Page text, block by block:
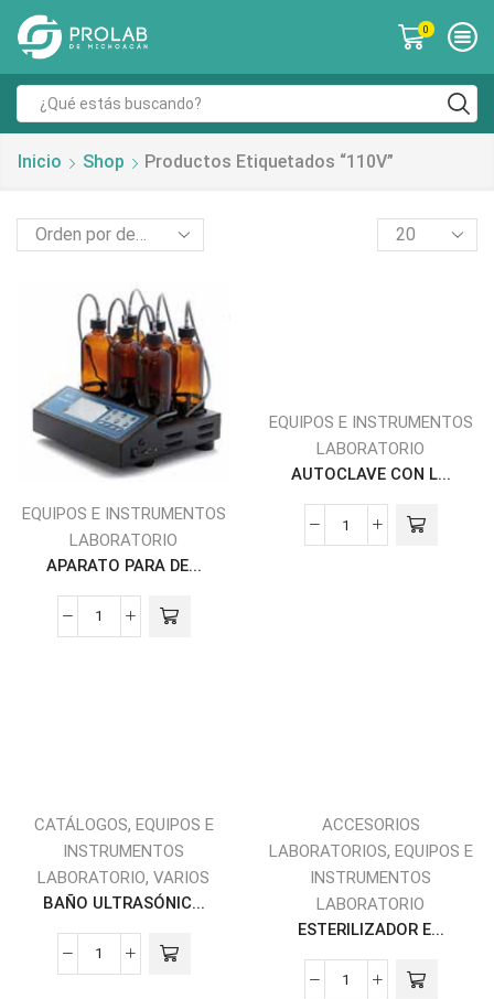
0
Inicio Shop Productos Etiquetados “110V”
EQUIPOS E INSTRUMENTOS
LABORATORIO
APARATO PARA DE...
EQUIPOS E INSTRUMENTOS
LABORATORIO
AUTOCLAVE CON L...
CATÁLOGOS, EQUIPOS E
INSTRUMENTOS
LABORATORIO, VARIOS
BAÑO ULTRASÓNIC...
ACCESORIOS
LABORATORIOS, EQUIPOS E
INSTRUMENTOS
LABORATORIO
ESTERILIZADOR E...